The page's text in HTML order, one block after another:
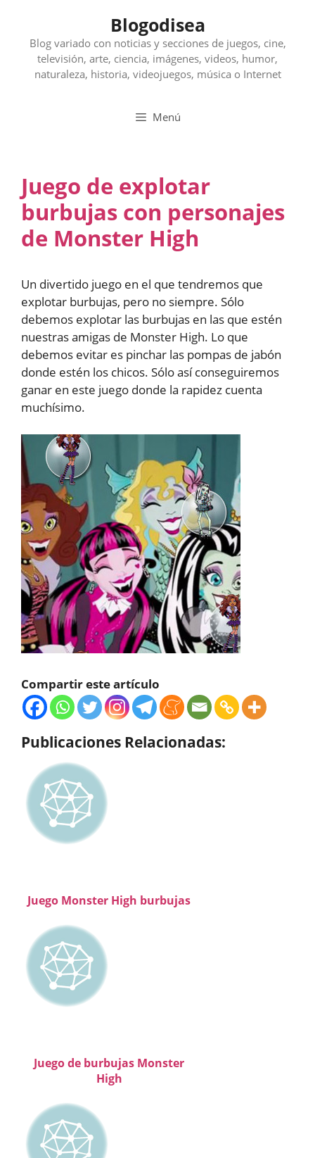
contenido
Blogodisea
Blog variado con noticias y secciones de juegos, cine,
televisión, arte, ciencia, imágenes, videos, humor,
naturaleza, historia, videojuegos, música o Internet
Menú
Juego de explotar
burbujas con personajes
de Monster High
Un divertido juego en el que tendremos que
explotar burbujas, pero no siempre. Sólo
debemos explotar las burbujas en las que estén
nuestras amigas de Monster High. Lo que
debemos evitar es pinchar las pompas de jabón
donde estén los chicos. Sólo así conseguiremos
ganar en este juego donde la rapidez cuenta
muchísimo.
Compartir este artículo
Publicaciones Relacionadas:
Juego Monster High burbujas
Juego de burbujas Monster
High